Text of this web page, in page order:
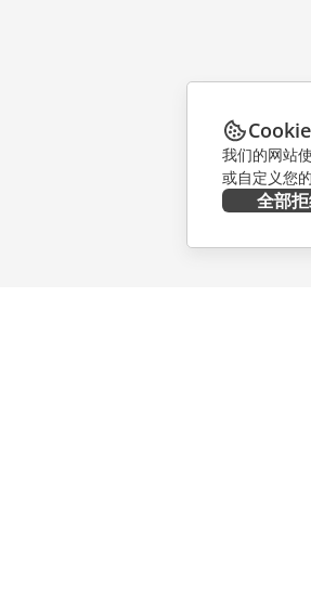
我们的网站
或自定义您
全部